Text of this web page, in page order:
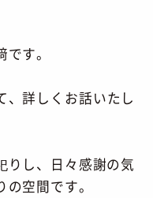
す。
、詳しくお話いたし
りし、日々感謝の気
空間です。